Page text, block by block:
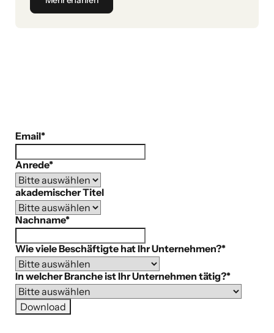
Email*
Anrede*
akademischer Titel
Nachname*
Wie viele Beschäftigte hat Ihr Unternehmen?*
In welcher Branche ist Ihr Unternehmen tätig?*